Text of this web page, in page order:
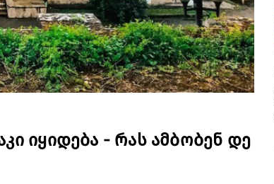
იყიდება - რას ამბობენ დე